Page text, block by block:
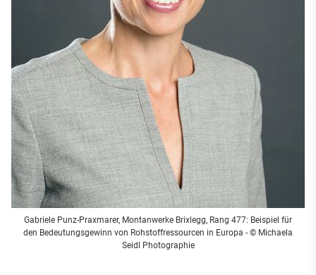
Gabriele Punz-Praxmarer, Montanwerke Brixlegg, Rang 477: Beispiel für
den Bedeutungsgewinn von Rohstoffressourcen in Europa - © Michaela
Seidl Photographie